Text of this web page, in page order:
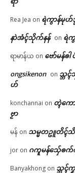
Rea Jea on ရဲကွာန်မုဟ်
နာဲအံၚ်သိုက်နန် on ရဲ
ရာမာန်ယ on ဗော်မန်ၜါ
ongsikenon on သ္ဘ
ဟ်
konchannai on တ္ၚဲက
ဗၟာ
မန် on သမ္မတဥူတိၚ်
jor on ဂကူမန်​သှ်ေၜက်
Banyakhong on သ္ဘၚ်